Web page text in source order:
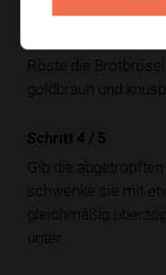
Röste die
goldbraun und
Schritt 4 / 5
Gib die
schwenke sie mit
gleichmäßig
unter.